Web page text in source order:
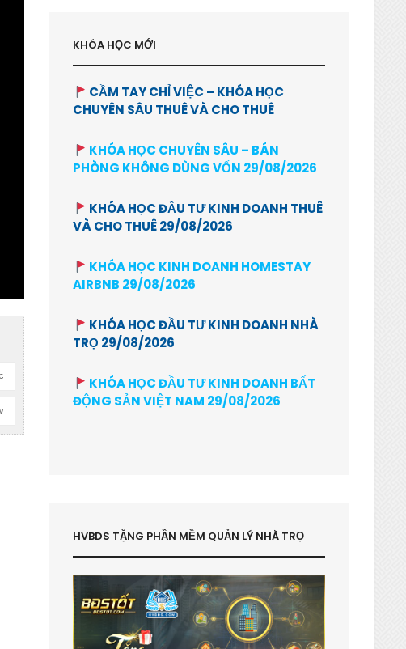
KHÓA HỌC MỚI
CẦM TAY CHỈ VIỆC – KHÓA HỌC
CHUYÊN SÂU THUÊ VÀ CHO THUÊ
KHÓA HỌC CHUYÊN SÂU – BÁN
PHÒNG KHÔNG DÙNG VỐN 29/08/2026
KHÓA HỌC ĐẦU TƯ KINH DOANH THUÊ
VÀ CHO THUÊ 29/08/2026
KHÓA HỌC KINH DOANH HOMESTAY
AIRBNB 29/08/2026
KHÓA HỌC ĐẦU TƯ KINH DOANH NHÀ
TRỌ 29/08/2026
KHÓA HỌC ĐẦU TƯ KINH DOANH BẤT
ĐỘNG SẢN VIỆT NAM 29/08/2026
HVBDS TẶNG PHẦN MỀM QUẢN LÝ NHÀ TRỌ